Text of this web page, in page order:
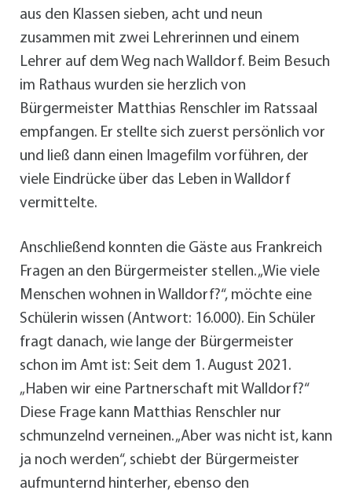
aus den Klassen sieben, acht und neun
zusammen mit zwei Lehrerinnen und einem
Lehrer auf dem Weg nach Walldorf. Beim Besuch
im Rathaus wurden sie herzlich von
Bürgermeister Matthias Renschler im Ratssaal
empfangen. Er stellte sich zuerst persönlich vor
und ließ dann einen Imagefilm vorführen, der
viele Eindrücke über das Leben in Walldorf
vermittelte.
Anschließend konnten die Gäste aus Frankreich
Fragen an den Bürgermeister stellen. „Wie viele
Menschen wohnen in Walldorf?“, möchte eine
Schülerin wissen (Antwort: 16.000). Ein Schüler
fragt danach, wie lange der Bürgermeister
schon im Amt ist: Seit dem 1. August 2021.
„Haben wir eine Partnerschaft mit Walldorf?“
Diese Frage kann Matthias Renschler nur
schmunzelnd verneinen. „Aber was nicht ist, kann
ja noch werden“, schiebt der Bürgermeister
aufmunternd hinterher, ebenso den